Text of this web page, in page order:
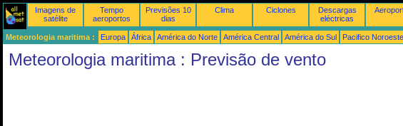
Imagens de
satélite
Tempo
aeroportos
Previsões 10
dias
Clima Ciclones
Descargas
eléctricas
Meteorologia maritima : Europa África América do Norte América Central América do Sul Pacifico Noroeste
Meteorologia maritima : Previsão de vento